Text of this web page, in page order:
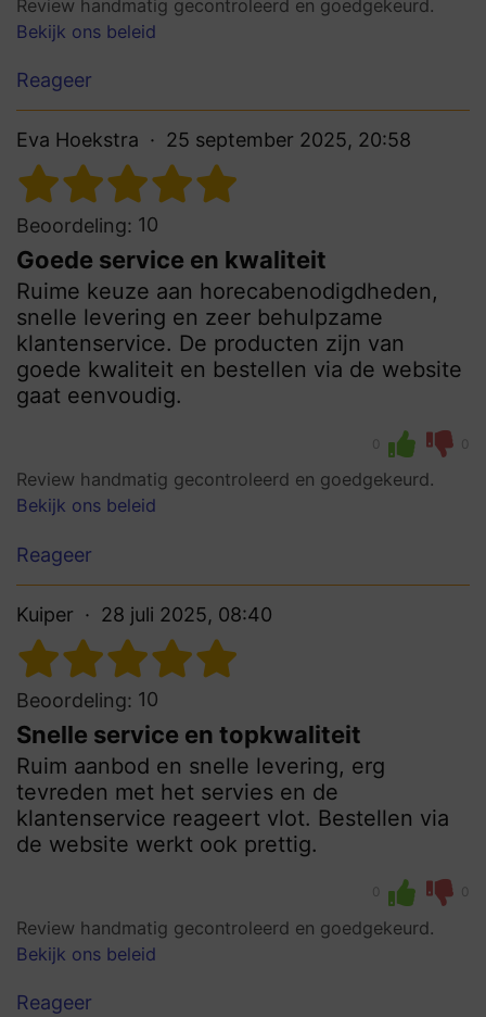
Review handmatig gecontroleerd en goedgekeurd.
Bekijk ons beleid
Reageer
Eva Hoekstra 25 september 2025, 20:58
Beoordeling: 10
Goede service en kwaliteit
Ruime keuze aan horecabenodigdheden,
snelle levering en zeer behulpzame
klantenservice. De producten zijn van
goede kwaliteit en bestellen via de website
gaat eenvoudig.
0 0
Review handmatig gecontroleerd en goedgekeurd.
Bekijk ons beleid
Reageer
Kuiper 28 juli 2025, 08:40
Beoordeling: 10
Snelle service en topkwaliteit
Ruim aanbod en snelle levering, erg
tevreden met het servies en de
klantenservice reageert vlot. Bestellen via
de website werkt ook prettig.
0 0
Review handmatig gecontroleerd en goedgekeurd.
Bekijk ons beleid
Reageer